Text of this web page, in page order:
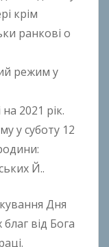
крім
ранкові о
режим у
2021 рік.
у суботу 12
Й..
Дня
від Бога